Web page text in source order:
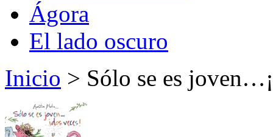
Ágora
El lado oscuro
Inicio > Sólo se es